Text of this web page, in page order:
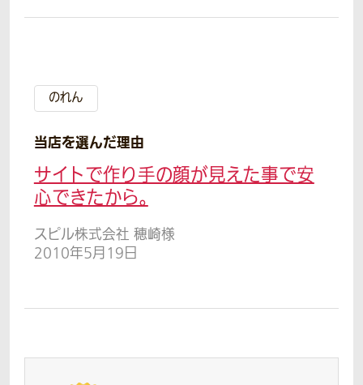
のれん
当店を選んだ理由
サイトで作り手の顔が見えた事で安
心できたから。
スピル株式会社 穂崎様
2010年5月19日